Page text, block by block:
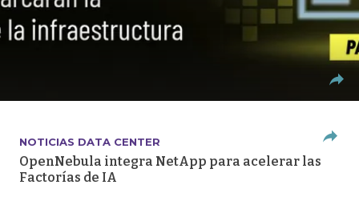
NOTICIAS DATA CENTER
OpenNebula integra NetApp para acelerar las
Factorías de IA